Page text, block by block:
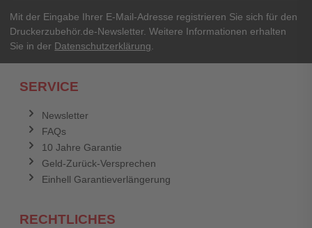
Mit der Eingabe Ihrer E-Mail-Adresse registrieren Sie sich für den
Druckerzubehör.de-Newsletter. Weitere Informationen erhalten
Sie in der Datenschutzerklärung
SERVICE
Newsletter
FAQs
10 Jahre Garantie
Geld-Zurück-Versprechen
Einhell Garantieverlängerung
RECHTLICHES